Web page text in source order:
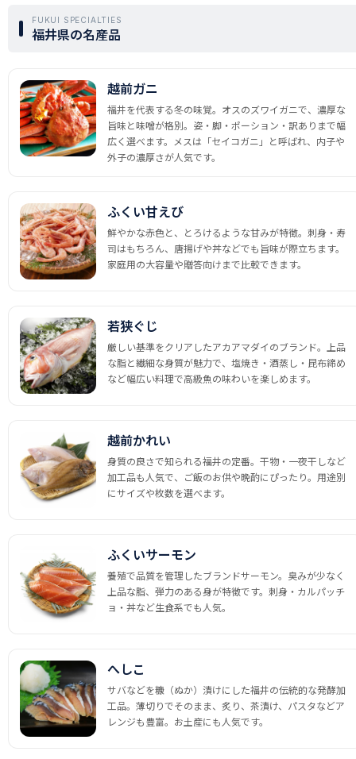
FUKUI SPECIALTIES
福井県の名産品
越前ガニ
福井を代表する冬の味覚。オスのズワイガニで、濃厚な
旨味と味噌が格別。姿・脚・ポーション・訳ありまで幅
広く選べます。メスは「セイコガニ」と呼ばれ、内子や
外子の濃厚さが人気です。
ふくい甘えび
鮮やかな赤色と、とろけるような甘みが特徴。刺身・寿
司はもちろん、唐揚げや丼などでも旨味が際立ちます。
家庭用の大容量や贈答向けまで比較できます。
若狭ぐじ
厳しい基準をクリアしたアカアマダイのブランド。上品
な脂と繊細な身質が魅力で、塩焼き・酒蒸し・昆布締め
など幅広い料理で高級魚の味わいを楽しめます。
越前かれい
身質の良さで知られる福井の定番。干物・一夜干しなど
加工品も人気で、ご飯のお供や晩酌にぴったり。用途別
にサイズや枚数を選べます。
ふくいサーモン
養殖で品質を管理したブランドサーモン。臭みが少なく
上品な脂、弾力のある身が特徴です。刺身・カルパッチ
ョ・丼など生食系でも人気。
へしこ
サバなどを糠（ぬか）漬けにした福井の伝統的な発酵加
工品。薄切りでそのまま、炙り、茶漬け、パスタなどア
レンジも豊富。お土産にも人気です。